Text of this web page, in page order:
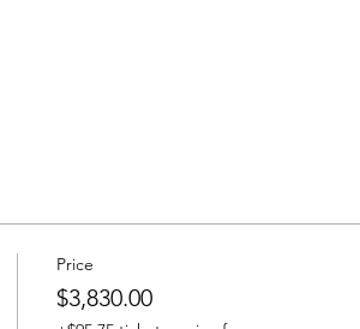
Price
$3,830.00